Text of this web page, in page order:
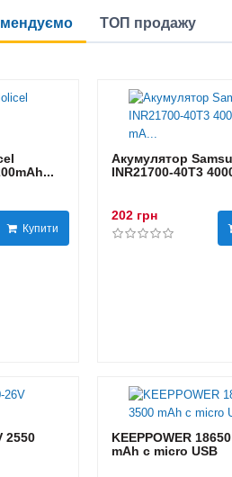
ТОП продажу
Купити
Акумулятор
INR21700-40T3
202 грн
2550
KEEPPOWER
mAh с micro USB